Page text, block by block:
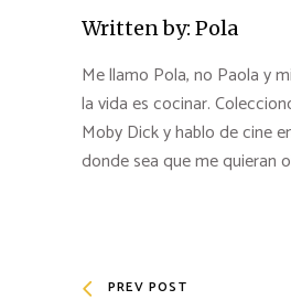
Written by: Pola
Me llamo Pola, no Paola y
la vida es cocinar.
Moby Dick y hablo de cine
donde sea que me quieran
PREV POST